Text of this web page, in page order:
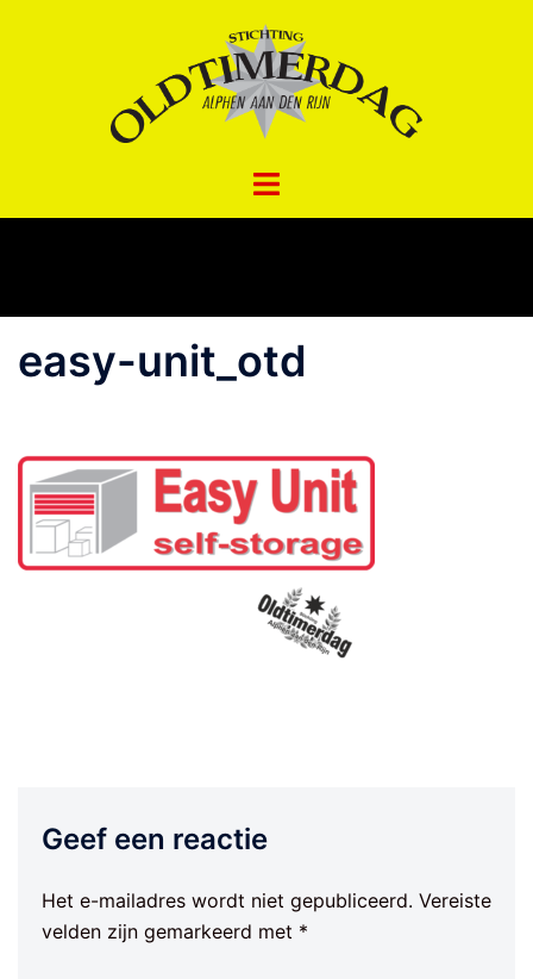
easy-unit_otd
Geef een reactie
Het e-mailadres wordt niet gepubliceerd. Vereiste
velden zijn gemarkeerd met *